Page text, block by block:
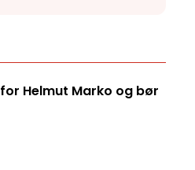
Helmut Marko og bør